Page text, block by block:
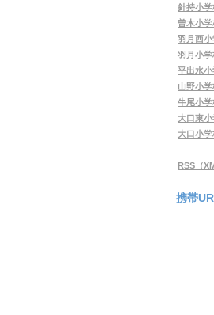
針持小
曽木小
羽月西
羽月小
平出水
山野小
牛尾小
大口東
大口小
RSS（
携帯